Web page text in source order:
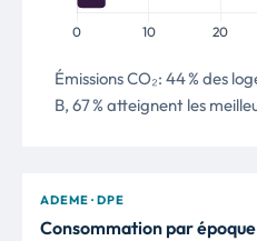
Émissions CO₂: 44 % des
B, 67 % atteignent les
ADEME · DPE
Consommation par